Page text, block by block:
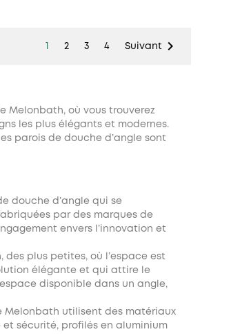
2 3 4 Suivant 
Melonbath, où vous trouverez
les plus élégants et modernes.
parois de douche d’angle sont
douche d’angle qui se
par des marques de
envers l’innovation et
plus petites, où l’espace est
élégante et qui attire le
disponible dans un angle,
Melonbath utilisent des matériaux
et sécurité, profilés en aluminium